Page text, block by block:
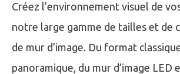
Créez l’environnement visuel de
notre large gamme de tailles et de
de mur d’image. Du format
panoramique, du mur d’image LED